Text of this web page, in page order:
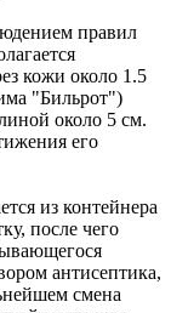
правил
кожи около 1.5
"Бильрот")
около 5 см.
его
из контейнера
после чего
антисептика,
смена